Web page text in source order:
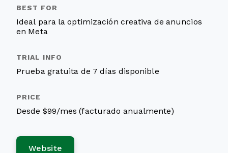
Ideal para la optimización creativa de anuncios
en Meta
Prueba gratuita de 7 días disponible
Desde $99/mes (facturado anualmente)
Website